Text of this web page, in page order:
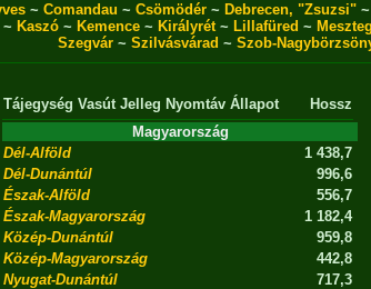
~ Comandau ~ Csömödér~ Debrecen, "Zsuzsi"~
Kaszó~ Kemence~ Királyrét~ Lillafüred ~
Szegvár ~ Szilvásvárad ~ Szob-
Tájegység Vasút Jelleg Nyomtáv Állapot
Hossz
Magyarország
Dél-Alföld
1 438,7
Dél-Dunántúl
996,6
Észak-Alföld
556,7
Észak-Magyarország
1 182,4
Közép-Dunántúl
959,8
Közép-Magyarország
442,8
Nyugat-Dunántúl
717,3